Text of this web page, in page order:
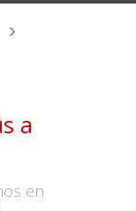
a
en